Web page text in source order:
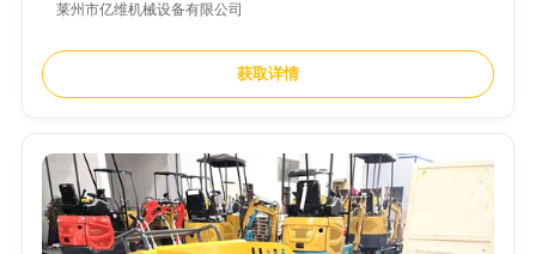
莱州市亿维机械设备有限公司
获取详情